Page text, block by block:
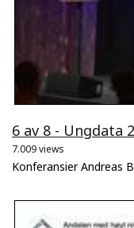
6 av 8 - Ungdata
7.009 views
Konferansier Andreas